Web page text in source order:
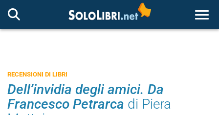
RECENSIONI DI LIBRI
Dell’invidia degli amici. Da
Francesco Petrarca di Piera